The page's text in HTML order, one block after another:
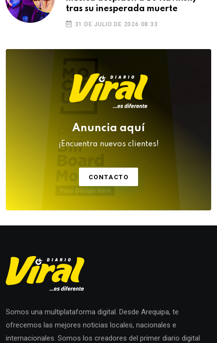
tras su inesperada muerte
31 DE JULIO DE 2026 08:33
Anuncia aquí
¡Encuentra nuevos clientes!
CONTACTO
Somos una multiplataforma digital. Desde Arequipa, te
ofrecemos las mejores noticias locales, nacionales e
internacionales. Somos los creadores del primer diario digital